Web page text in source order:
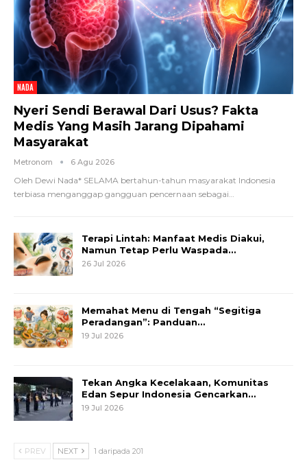
NADA
Nyeri Sendi Berawal Dari Usus? Fakta
Medis Yang Masih Jarang Dipahami
Masyarakat
Metronom 6 Agu 2026
Oleh Dewi Nada* SELAMA bertahun-tahun masyarakat Indonesia
terbiasa menganggap gangguan pencernaan sebagai
Terapi Lintah: Manfaat Medis Diakui,
Namun Tetap Perlu Waspada…
26 Jul 2026
Memahat Menu di Tengah “Segitiga
Peradangan”: Panduan…
19 Jul 2026
Tekan Angka Kecelakaan, Komunitas
Edan Sepur Indonesia Gencarkan…
19 Jul 2026
PREV NEXT 1 daripada 201